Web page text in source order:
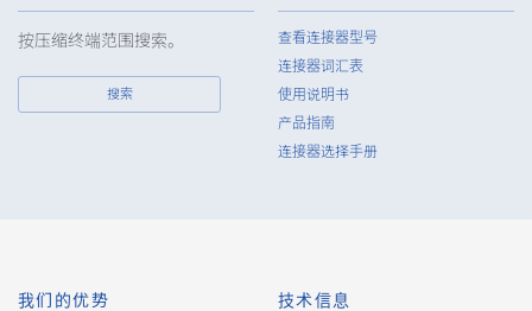
按压缩终端范围搜索。
搜索
查看连接器型号
连接器词汇表
使用说明书
产品指南
连接器选择手册
我们的优势 技术信息